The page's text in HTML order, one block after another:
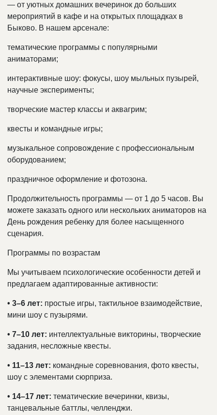
— от уютных домашних вечеринок до больших
мероприятий в кафе и на открытых площадках в
Быково. В нашем арсенале:
тематические программы с популярными
аниматорами;
интерактивные шоу: фокусы, шоу мыльных пузырей,
научные эксперименты;
творческие мастер классы и аквагрим;
квесты и командные игры;
музыкальное сопровождение с профессиональным
оборудованием;
праздничное оформление и фотозона.
Продолжительность программы — от 1 до 5 часов. Вы
можете заказать одного или нескольких аниматоров на
День рождения ребенку для более насыщенного
сценария.
Программы по возрастам
Мы учитываем психологические особенности детей и
предлагаем адаптированные активности:
• 3–6 лет: простые игры, тактильное взаимодействие,
мини шоу с пузырями.
• 7–10 лет: интеллектуальные викторины, творческие
задания, несложные квесты.
• 11–13 лет: командные соревнования, фото квесты,
шоу с элементами сюрприза.
• 14–17 лет: тематические вечеринки, квизы,
танцевальные баттлы, челленджи.